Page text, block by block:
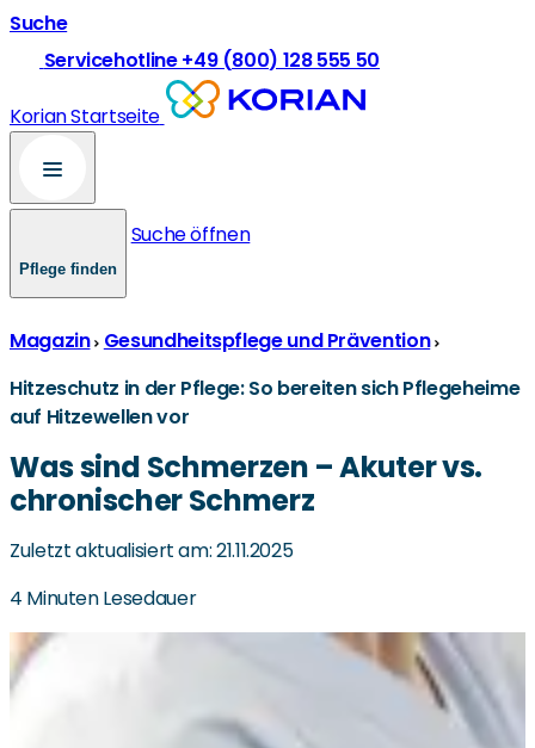
Suche
Servicehotline +49 (800) 128 555 50
Korian Startseite
Pflege finden
Suche öffnen
Magazin Gesundheitspflege und Prävention
Hitzeschutz in der Pflege: So bereiten sich Pflegeheime
auf Hitzewellen vor
Was sind Schmerzen – Akuter vs.
chronischer Schmerz
Zuletzt aktualisiert am: 21.11.2025
4 Minuten Lesedauer